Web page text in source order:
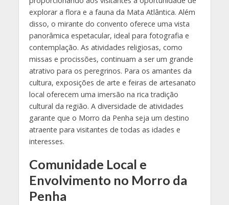
explorar a flora e a fauna da Mata Atlântica. Além
disso, o mirante do convento oferece uma vista
panorâmica espetacular, ideal para fotografia e
contemplação. As atividades religiosas, como
missas e procissões, continuam a ser um grande
atrativo para os peregrinos. Para os amantes da
cultura, exposições de arte e feiras de artesanato
local oferecem uma imersão na rica tradição
cultural da região. A diversidade de atividades
garante que o Morro da Penha seja um destino
atraente para visitantes de todas as idades e
interesses.
Comunidade Local e
Envolvimento no Morro da
Penha